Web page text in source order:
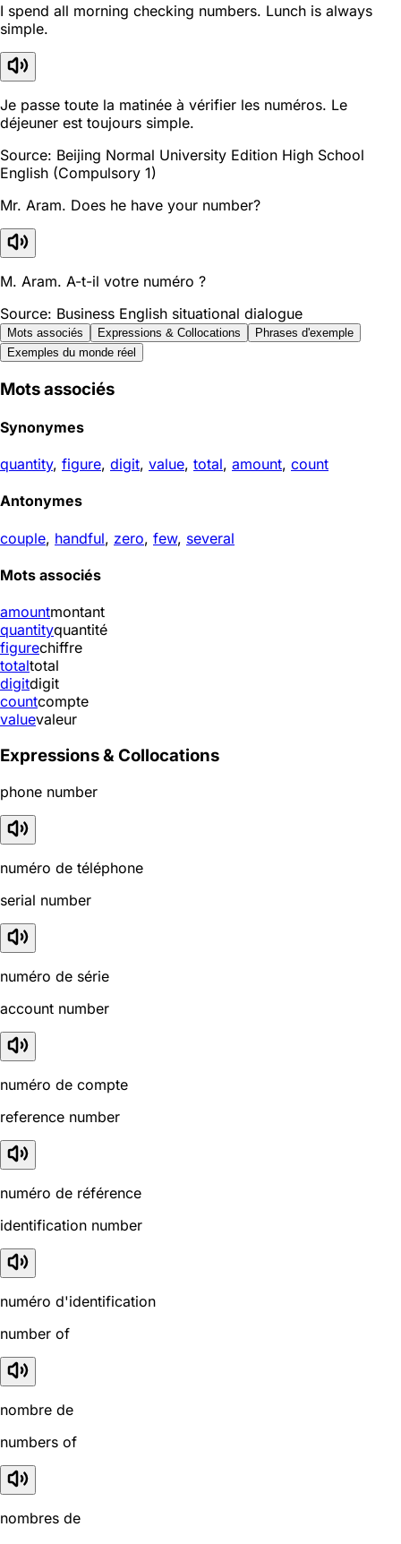
I spend all morning checking numbers. Lunch is always
simple.
Je passe toute la matinée à vérifier les numéros. Le
déjeuner est toujours simple.
Source: Beijing Normal University Edition High School
English (Compulsory 1)
Mr. Aram. Does he have your number?
M. Aram. A-t-il votre numéro ?
Source: Business English situational dialogue
Mots associés Expressions & Collocations
Phrases d'exemple
Exemples du monde réel
Mots associés
Synonymes
quantity, figure, digit, value, total, amount, count
Antonymes
couple, handful, zero, few, several
Mots associés
amountmontant
quantityquantité
figurechiffre
totaltotal
digitdigit
countcompte
valuevaleur
Expressions & Collocations
phone number
numéro de téléphone
serial number
numéro de série
account number
numéro de compte
reference number
numéro de référence
identification number
numéro d'identification
number of
nombre de
numbers of
nombres de